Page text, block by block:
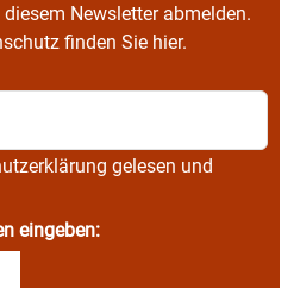
Newsletter abmelden.
finden Sie hier.
gelesen und
eingeben: